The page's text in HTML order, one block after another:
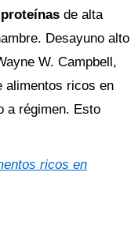
proteínas de alta
Desayuno alto
W. Campbell,
alimentos ricos en
a régimen. Esto
ricos en